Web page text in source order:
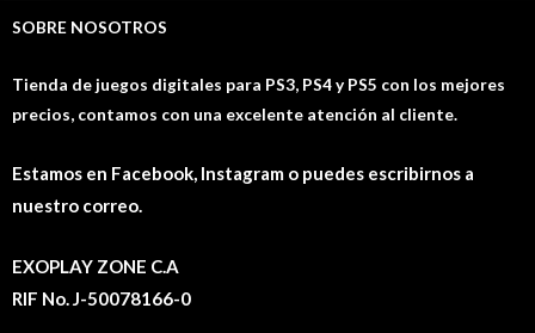
SOBRE NOSOTROS
Tienda de juegos digitales para PS3, PS4 y PS5 con los mejores
precios, contamos con una excelente atención al cliente.
Estamos en Facebook, Instagram o puedes escribirnos a
nuestro correo.
EXOPLAY ZONE C.A
RIF No. J-50078166-0